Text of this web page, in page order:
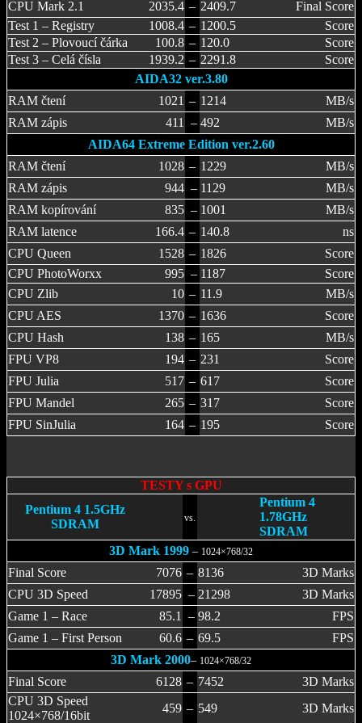
CPU Mark 2.1
2035.4 – 2409.7
Final Score
Test 1 – Registry
1008.4 – 1200.5
Score
Test 2 – Plovoucí čárka
100.8 – 120.0
Score
Test 3 – Celá čísla
1939.2 – 2291.8
Score
AIDA32 ver.3.80
RAM čtení
1021 – 1214
MB/s
RAM zápis
411 – 492
MB/s
AIDA64 Extreme Edition ver.2.60
RAM čtení
1028 – 1229
MB/s
RAM zápis
944 – 1129
MB/s
RAM kopírování
835 – 1001
MB/s
RAM latence
166.4 – 140.8
ns
CPU Queen
1528 – 1826
Score
CPU PhotoWorxx
995 – 1187
Score
CPU Zlib
10 – 11.9
MB/s
CPU AES
1370 – 1636
Score
CPU Hash
138 – 165
MB/s
FPU VP8
194 – 231
Score
FPU Julia
517 – 617
Score
FPU Mandel
265 – 317
Score
FPU SinJulia
164 – 195 Score
TESTY s GPU
Pentium 4 1.5GHz
SDRAM
vs.
Pentium 4
1.78GHz
SDRAM
3D Mark 1999 – 1024×768/32
Final Score 7076 – 8136
3D Marks
CPU 3D Speed
17895 – 21298
3D Marks
Game 1 – Race
85.1 – 98.2
FPS
Game 1 – First Person
60.6 – 69.5
FPS
3D Mark 2000– 1024×768/32
Final Score 6128 – 7452
3D Marks
CPU 3D Speed
1024×768/16bit
459 – 549
3D Marks